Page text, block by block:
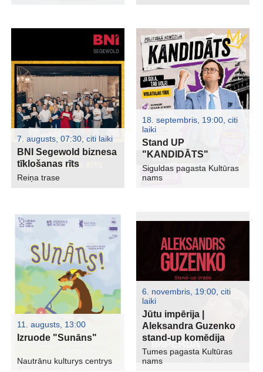
7. augusts, 07:30 citi laiki
BNI Segewold biznesa
tīklošanas rīts
Reiņa trase
18. septembris, 19:00 ,citi
laiki
Stand UP
"KANDIDĀTS"
Siguldas pagasta Kultūras
nams
11. augusts, 13:00
Izruode "Sunāns"
Nautrānu kulturys centrys
6. novembris, 19:00 ,citi
laiki
Jūtu impērija |
Aleksandra Guzenko
stand-up komēdija
Tumes pagasta Kultūras
nams